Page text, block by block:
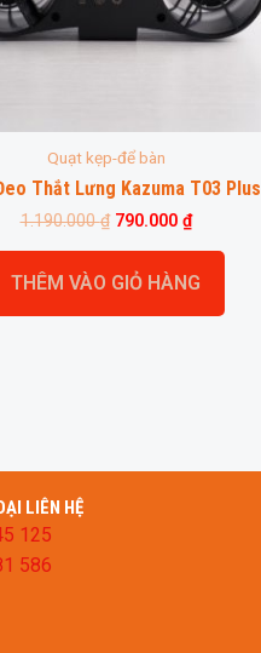
Quạt kẹp-để bàn
Thắt Lưng Kazuma T03 Plus
1.190.000₫ 790.000 ₫
THÊM VÀO GIỎ HÀNG
LIÊN HỆ
125
586